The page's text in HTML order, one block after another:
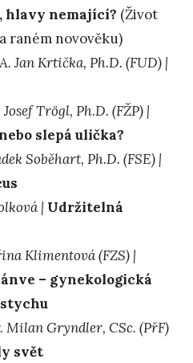
hlavy nemající? (Život
raném novověku)
Jan Krtička, Ph.D. (FUD) |
Trögl, Ph.D. (FŽP) |
slepá ulička?
Soběhart, Ph.D. (FSE) |
| Udržitelná
Klimentová (FZS) |
– gynekologická
Milan Gryndler, CSc. (PřF)
svět